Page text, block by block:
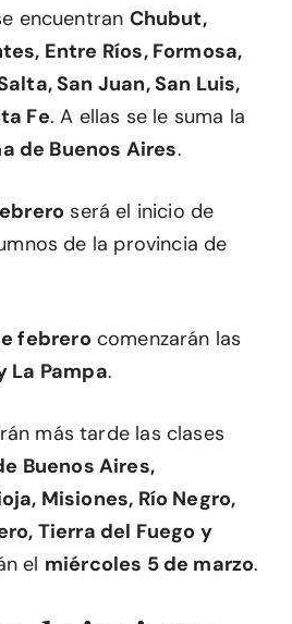
encuentran Chubut,
Entre Ríos, Formosa,
San Juan, San Luis,
Fe. A ellas se le suma la
de Buenos Aires.
será el inicio de
de la provincia de
febrero comenzarán las
La Pampa.
más tarde las clases
Buenos Aires,
Misiones, Río Negro,
Tierra del Fuego y
el miércoles 5 de marzo.